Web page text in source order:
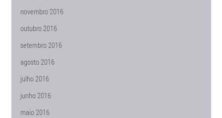
novembro 2016
outubro 2016
setembro 2016
agosto 2016
julho 2016
junho 2016
maio 2016